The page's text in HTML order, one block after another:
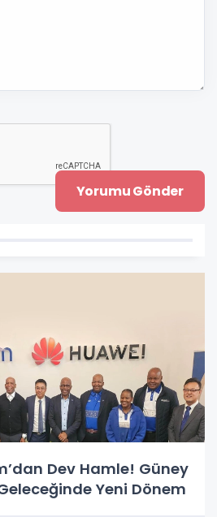
Dev Hamle! Güney
Yeni Dönem